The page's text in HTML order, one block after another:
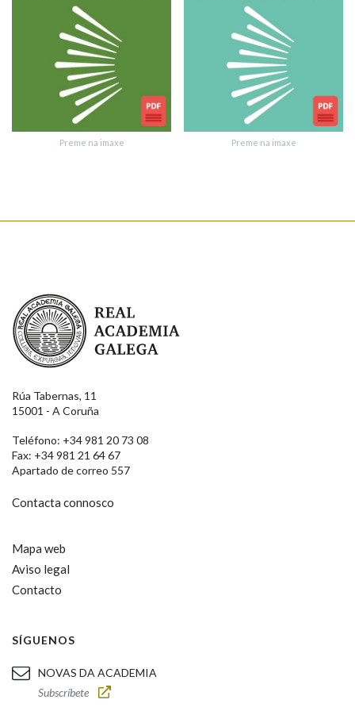
Texto de verificación
Preme na imaxe Preme na imaxe
Real Academia Galega
Rúa Tabernas, 11
15001 - A Coruña
Teléfono: +34 981 20 73 08
Fax: +34 981 21 64 67
Apartado de correo 557
Contacta connosco
Mapa web
Aviso legal
Contacto
SÍGUENOS
NOVAS DA ACADEMIA
Subscríbete